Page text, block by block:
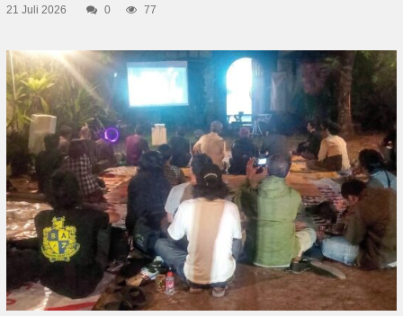
21 Juli 2026 0 77